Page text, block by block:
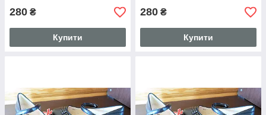
280 ₴
Купити
280 ₴
Купити